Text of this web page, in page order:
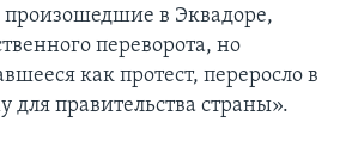
произошедшие в Эквадоре,
переворота, но
как протест, переросло в
для правительства страны».